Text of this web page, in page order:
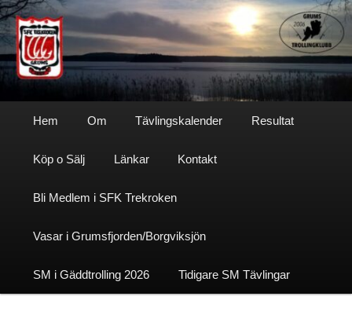
Hoppa
till
primärt
innehållSfktrekroken
Hem Om Tävlingskalender Resultat
Köp o Sälj Länkar Kontakt
Bli Medlem i SFK Trekroken
Vasar i Grumsfjorden/Borgviksjön
SM i Gäddtrolling 2026 Tidigare SM Tävlingar